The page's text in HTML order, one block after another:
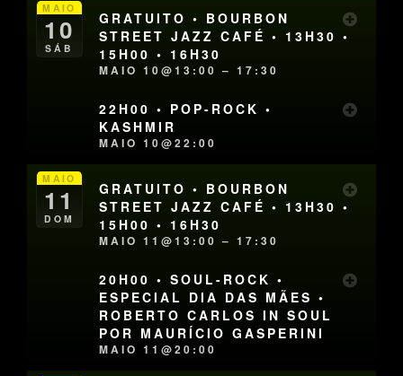
MAIO
10
SÁB
GRATUITO • BOURBON
STREET JAZZ CAFÉ • 13H30 •
15H00 • 16H30
MAIO 10@13:00 – 17:30
22H00 • POP-ROCK •
KASHMIR
MAIO 10@22:00
MAIO
11
DOM
GRATUITO • BOURBON
STREET JAZZ CAFÉ • 13H30 •
15H00 • 16H30
MAIO 11@13:00 – 17:30
20H00 • SOUL-ROCK •
ESPECIAL DIA DAS MÃES •
ROBERTO CARLOS IN SOUL
POR MAURÍCIO GASPERINI
MAIO 11@20:00